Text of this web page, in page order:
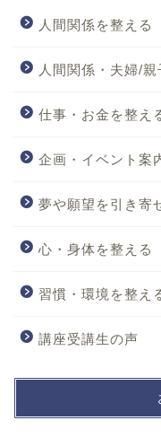
人間関係を整える
人間関係・夫婦/
仕事・お金を整え
企画・イベント案
夢や願望を引き寄
心・身体を整える
習慣・環境を整え
講座受講生の声